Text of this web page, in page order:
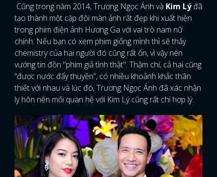
Cũng trong năm 2014, Trương Ngọc Ánh và Kim Lýđã
tạo thành một cặp đôi màn ảnh rất đẹp khi xuất hiện
trong phim điện ảnh Hương Ga với vai trò nam nữ
chính. Nếu bạn có xem phim giống mình thì sẽ thấy
chemistry của hai người đó cũng rất ổn, vì vậy nên
vướng tin đồn "phim giả tình thật". Thậm chí, cả hai cũng
“được nước đẩy thuyền”, có nhiều khoảnh khắc thân
thiết với nhau và lúc đó, Trương Ngọc Ánh đã xác nhận
ly hôn nên mối quan hệ với Kim Lý cũng rất chi hợp lý.